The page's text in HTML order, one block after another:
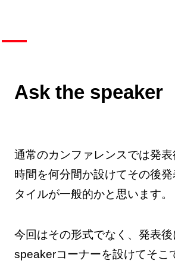
Ask the speaker
通常のカンファレンスでは発
時間を何分間か設けてその後
タイルが一般的かと思います。
今回はその形式でなく、発表
speakerコーナーを設けてそこ